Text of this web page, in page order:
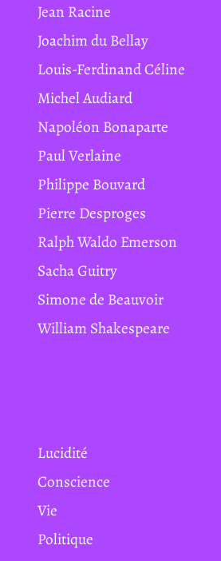
Jean Racine
Joachim du Bellay
Louis-Ferdinand Céline
Michel Audiard
Napoléon Bonaparte
Paul Verlaine
Philippe Bouvard
Pierre Desproges
Ralph Waldo Emerson
Sacha Guitry
Simone de Beauvoir
William Shakespeare
Lucidité
Conscience
Vie
Politique